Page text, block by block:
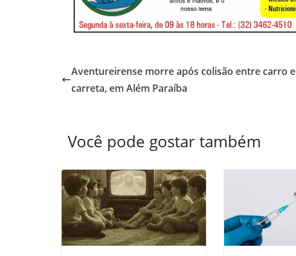
Aventureirense morre após colisão entre carro e
carreta, em Além Paraíba
Você pode gostar também